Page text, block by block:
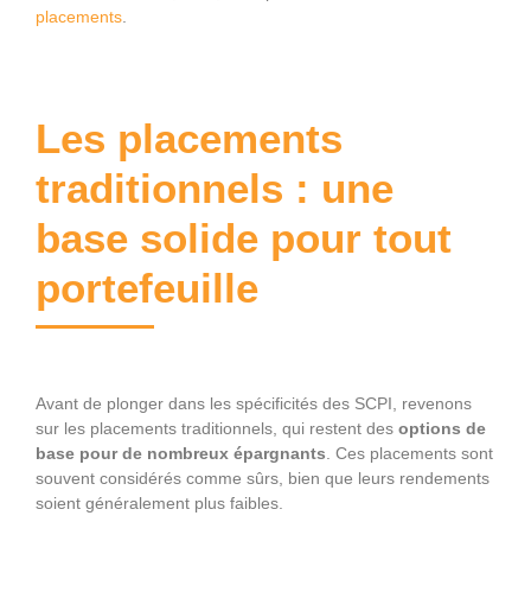
placements
Les placements
traditionnels : une
base solide pour tout
portefeuille
Avant de plonger dans les spécificités des SCPI, revenons
sur les placements traditionnels, qui restent des options de
base pour de nombreux épargnants . Ces placements sont
souvent considérés comme sûrs, bien que leurs rendements
soient généralement plus faibles.